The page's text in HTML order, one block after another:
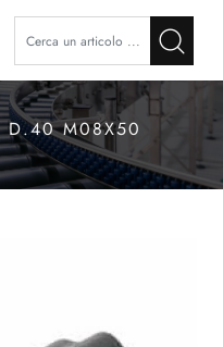
D.40 M08X50